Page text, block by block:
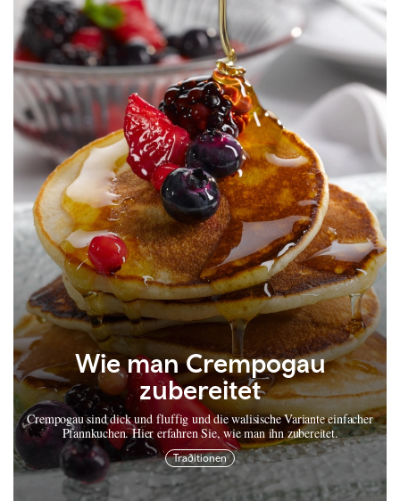
Wie man Crempogau
zubereitet
Crempogau sind dick und fluffig und die walisische Variante einfacher
Pfannkuchen. Hier erfahren Sie, wie man ihn zubereitet.
Traditionen
Wie man Faggots and Mash
zubereitet